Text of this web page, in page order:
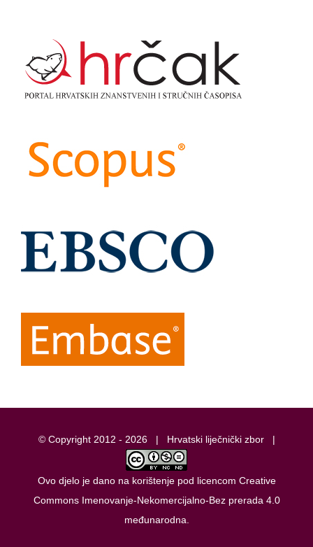
© Copyright 2012 - 2026 | Hrvatski liječnički zbor|
Ovo djelo je dano na korištenje pod licencom Creative
Commons Imenovanje-Nekomercijalno-Bez prerada 4.0
međunarodna